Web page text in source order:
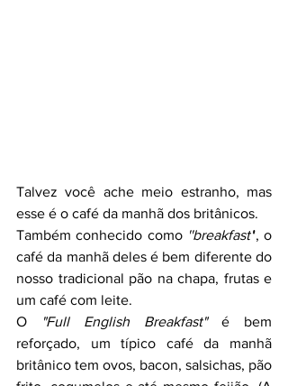
Talvez você ache meio estranho, mas
esse é o café da manhã dos britânicos.
Também conhecido como ''breakfast'', o
café da manhã deles é bem diferente do
nosso tradicional pão na chapa, frutas e
um café com leite.
O
"Full English Breakfast" é bem
reforçado, um típico café da manhã
britânico tem ovos, bacon, salsichas, pão